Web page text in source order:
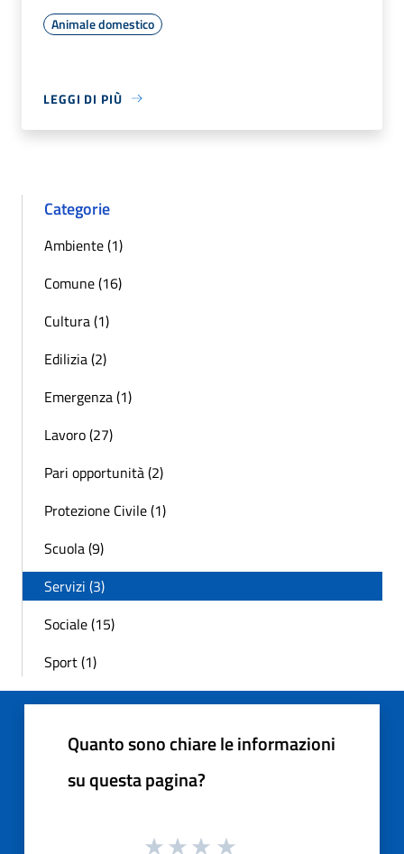
Animale domestico
LEGGI DI PIÙ
Categorie
Ambiente (1)
Comune (16)
Cultura (1)
Edilizia (2)
Emergenza (1)
Lavoro (27)
Pari opportunità (2)
Protezione Civile (1)
Scuola (9)
Servizi (3)
Sociale (15)
Sport (1)
Quanto sono chiare le informazioni
su questa pagina?